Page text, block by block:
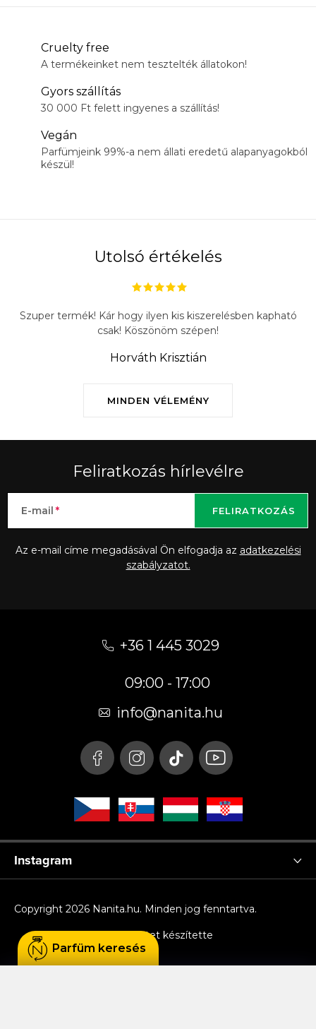
Cruelty free
A termékeinket nem tesztelték állatokon!
Gyors szállítás
30 000 Ft felett ingyenes a szállítás!
Vegán
Parfümjeink 99%-a nem állati eredetű alapanyagokból
készül!
Utolsó értékelés
MINDEN VÉLEMÉNY
Szuper termék! Kár hogy ilyen kis kiszerelésben kapható
csak! Köszönöm szépen!
Horváth Krisztián
Feliratkozás hírlevélre
E-mail
Az e-mail címe megadásával Ön elfogadja az adatkezelési
szabályzatot.
FELIRATKOZÁS
+36 1 445 3029
09:00 - 17:00
info@nanita.hu
Instagram
Shoptet készítette
Copyright 2026 Nanita.hu. Minden jog fenntartva.
Parfüm keresés